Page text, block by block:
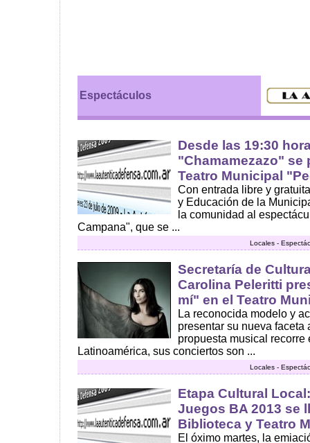
Espectáculos
Desde las 19:30
"Chamamezazo" se
Teatro Municipal
Con entrada libre y
y Educación de la
la comunidad al
Campana", que se ...
Locales -
Secretaría de
Carolina Peleritti
mí" en el Teatro
La reconocida modelo y
presentar su nueva faceta
propuesta musical recorre
Latinoamérica, sus conciertos son ...
Locales -
Etapa Cultural
Juegos BA 2013 se
Biblioteca y Teatro
El óximo martes, la